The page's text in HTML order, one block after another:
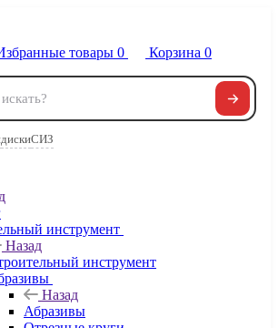
товары 0 Корзина 0
дискиСИЗ
инструмент
Назад
инструмент
Назад
Абразивы